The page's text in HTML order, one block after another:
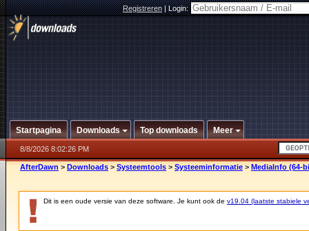
Registreren|Login:
Startpagina Downloads Top downloads Meer
8/8/2026 8:02:26 PM
AfterDawn > Downloads > Systeemtools > Systeeminformatie > MediaInfo (64-
Dit is een oude versie van deze software. Je kunt ook de v19.04 (laatste stabiele